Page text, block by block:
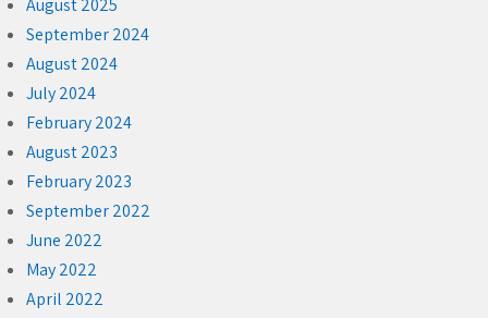
August 2025
September 2024
August 2024
July 2024
February 2024
August 2023
February 2023
September 2022
June 2022
May 2022
April 2022